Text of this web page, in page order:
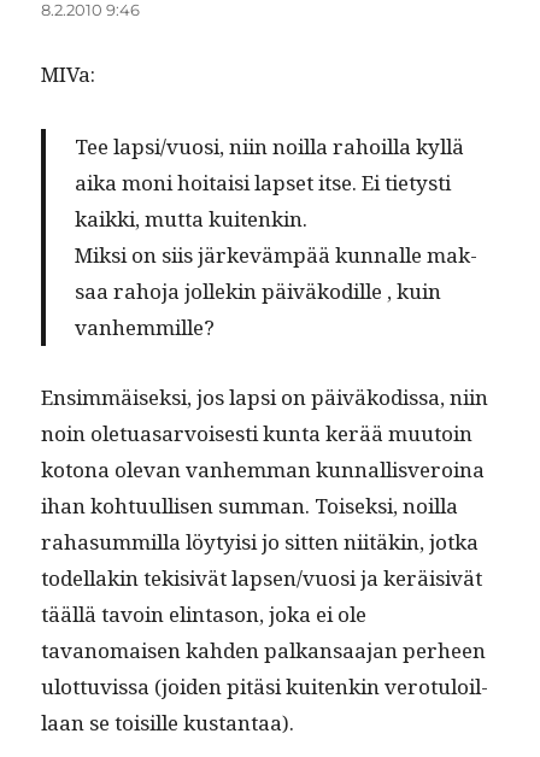
8.2.2010 9:46
MIVa:
Tee lapsi/vuosi, niin noil­la rahoil­la kyl­lä
aika moni hoitaisi lapset itse. Ei tietysti
kaik­ki, mut­ta kuitenkin.
Mik­si on siis järkeväm­pää kun­nalle mak­
saa raho­ja jollekin päiväkodille , kuin
vanhemmille?
Ensim­mäisek­si, jos lap­si on päiväkodis­sa, niin
noin ole­t­u­asar­vois­es­ti kun­ta kerää muu­toin
kotona ole­van van­hem­man kun­nal­lisveroina
ihan kohtu­ullisen sum­man. Toisek­si, noil­la
raha­sum­mil­la löy­ty­isi jo sit­ten niitäkin, jot­ka
todel­lakin tek­i­sivät lapsen/vuosi ja keräi­sivät
tääl­lä tavoin elin­ta­son, joka ei ole
tavanomaisen kah­den palka­nsaa­jan per­heen
ulot­tuvis­sa (joiden pitäsi kuitenkin vero­tu­loil­
laan se toisille kustantaa).